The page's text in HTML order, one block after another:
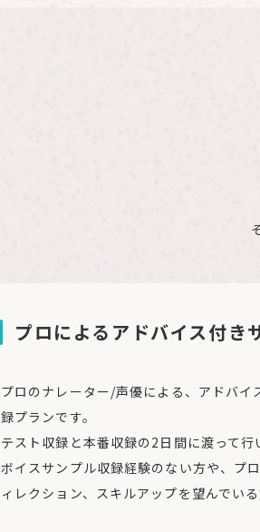
プロによるアドバイス付き
プロのナレーター/声優による、アドバイ
録プランです。
テスト収録と本番収録の2⽇間に渡って⾏
ボイスサンプル収録経験のない⽅や、プ
ィレクション、スキルアップを望んでい